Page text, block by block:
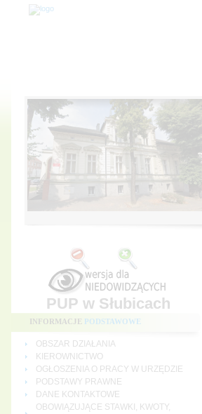
PUP w Słubicach
INFORMACJE PODSTAWOWE
OBSZAR DZIAŁANIA
KIEROWNICTWO
OGŁOSZENIA O PRACY W URZĘDZIE
PODSTAWY PRAWNE
DANE KONTAKTOWE
OBOWIĄZUJĄCE STAWKI, KWOTY,